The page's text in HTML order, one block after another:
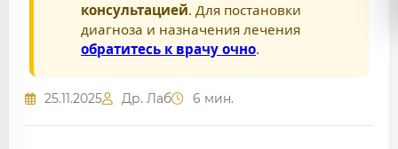
консультацией. Для постановки
диагноза и назначения лечения
обратитесь к врачу очно.
25.11.2025 Др. Лаб 6 мин.